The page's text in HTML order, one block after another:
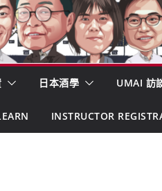
日本酒學 UMAI 訪
INSTRUCTOR